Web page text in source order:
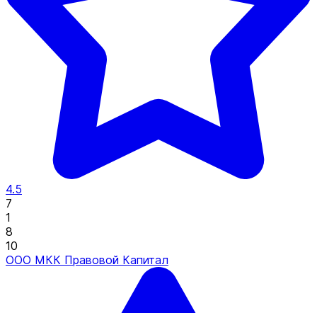
4.5
7
1
8
10
ООО МКК Правовой Капитал